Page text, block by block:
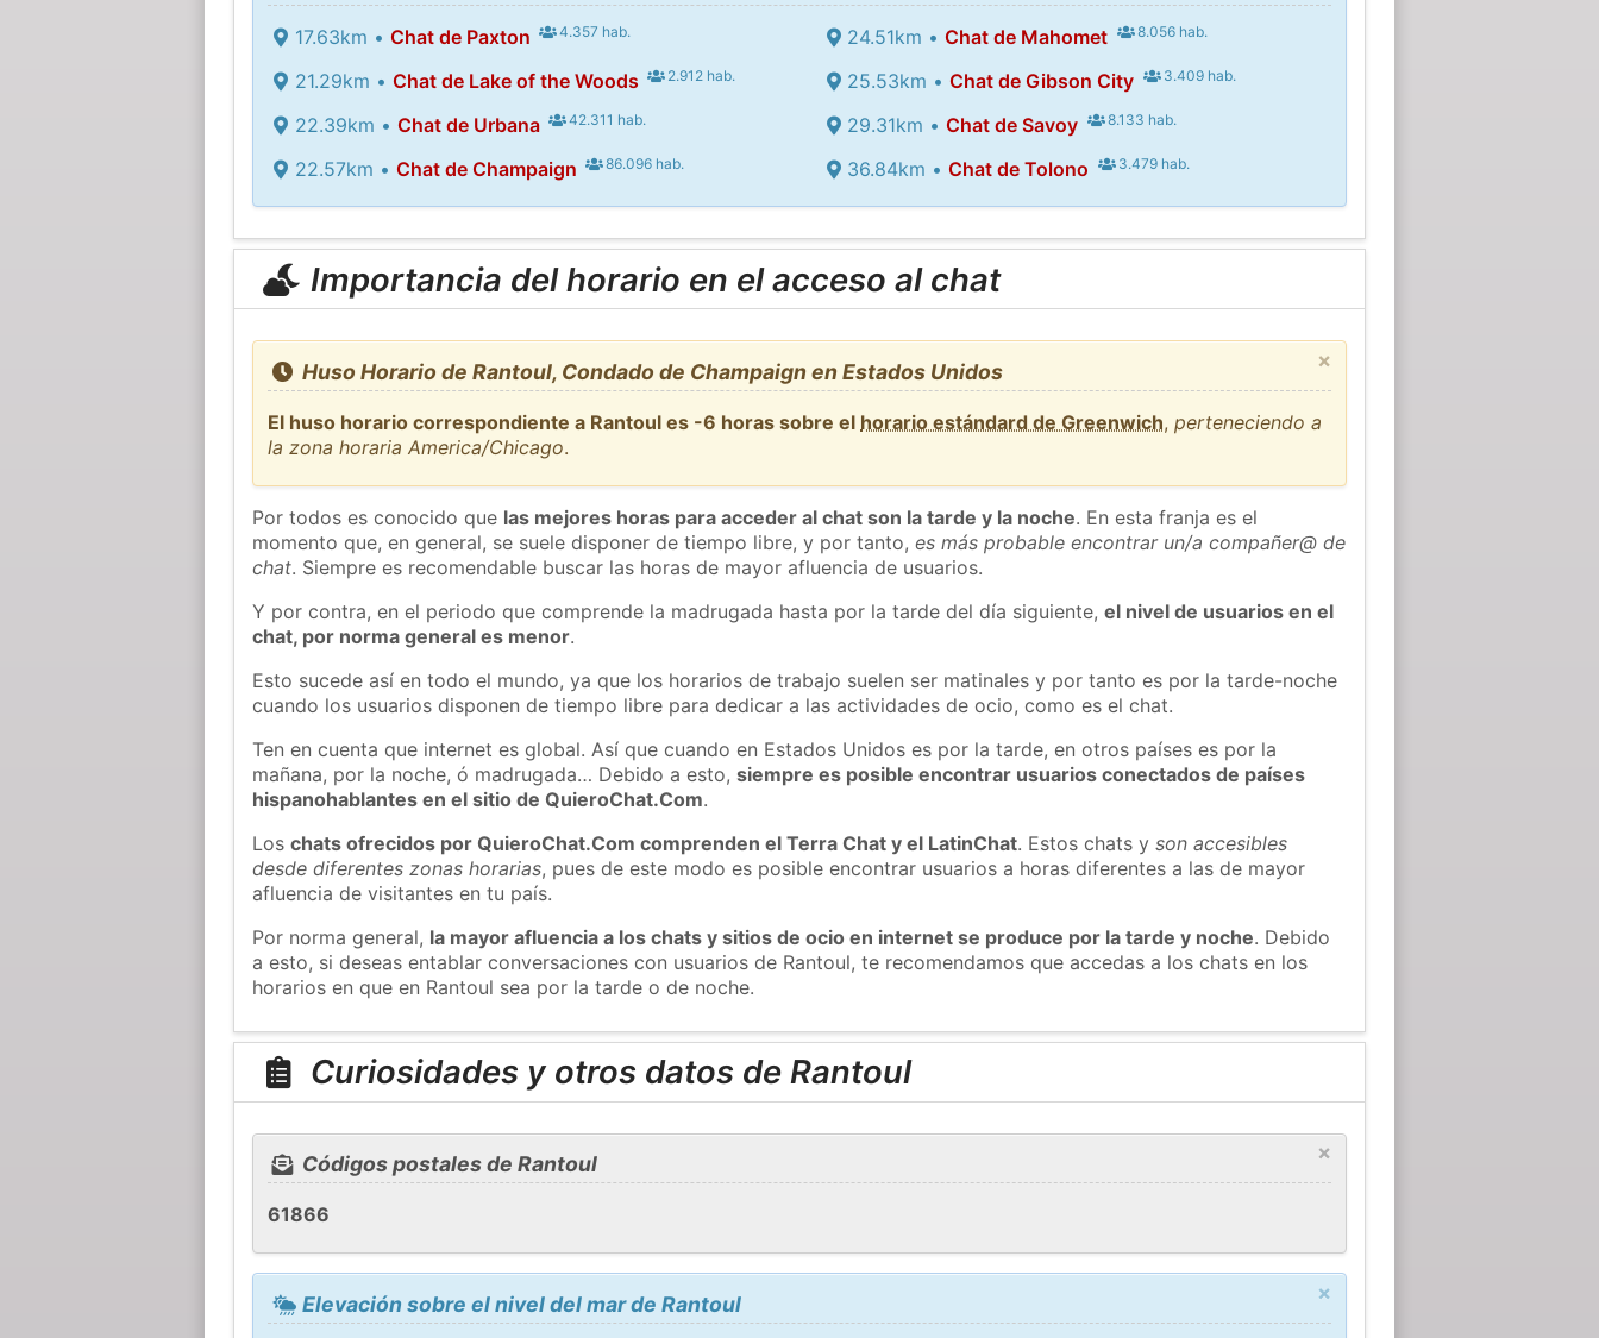
17.63km • Chat de Paxton 4.357 hab.
21.29km • Chat de Lake of the Woods 2.912 hab.
22.39km • Chat de Urbana 42.311 hab.
22.57km • Chat de Champaign 86.096 hab.
24.51km •Chat de Mahomet 8.056 hab.
25.53km •Chat de Gibson City 3.409 hab.
29.31km •Chat de Savoy 8.133 hab.
36.84km •Chat de Tolono 3.479 hab.
Importancia del horario en el acceso al chat
×
Huso Horario de Rantoul, Condado de Champaign en Estados Unidos
El huso horario correspondiente a Rantoul es -6 horas sobre el horario estándard de Greenwich,perteneciendo a
la zona horaria America/Chicago.
Por todos es conocido que las mejores horas para acceder al chat son la tarde y la noche. En esta franja es el
momento que, en general, se suele disponer de tiempo libre, y por tanto,es más probable encontrar un/a compañer@ de
chat. Siempre es recomendable buscar las horas de mayor afluencia de usuarios.
Y por contra, en el periodo que comprende la madrugada hasta por la tarde del día siguiente,el nivel de usuarios en el
chat, por norma general es menor.
Esto sucede así en todo el mundo, ya que los horarios de trabajo suelen ser matinales y por tanto es por la tarde-noche
cuando los usuarios disponen de tiempo libre para dedicar a las actividades de ocio, como es el chat.
Ten en cuenta que internet es global. Así que cuando en Estados Unidos es por la tarde, en otros países es por la
mañana, por la noche, ó madrugada… Debido a esto,siempre es posible encontrar usuarios conectados de países
hispanohablantes en el sitio de QuieroChat.Com.
Loschats ofrecidos por QuieroChat.Com comprenden el Terra Chat y el LatinChat. Estos chats yson accesibles
desde diferentes zonas horarias, pues de este modo es posible encontrar usuarios a horas diferentes a las de mayor
afluencia de visitantes en tu país.
Por norma general, la mayor afluencia a los chats y sitios de ocio en internet se produce por la tarde y noche. Debido
a esto, si deseas entablar conversaciones con usuarios de Rantoul, te recomendamos que accedas a los chats en los
horarios en que en Rantoul sea por la tarde o de noche.
Curiosidades y otros datos de Rantoul
×
Códigos postales de Rantoul
61866
×
Elevación sobre el nivel del mar de Rantoul